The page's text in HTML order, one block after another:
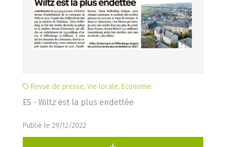
Revue de presse, Vie locale, Economie
ES - Wiltz est la plus endettée
Publié le 29/12/2022